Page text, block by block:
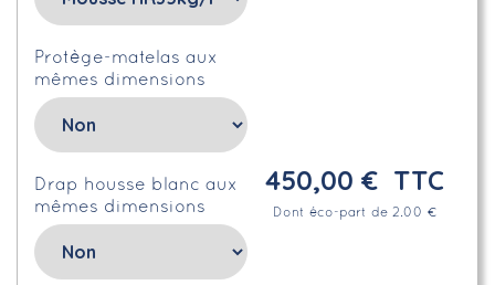
Protège-matelas aux
mêmes dimensions
Drap housse blanc aux
mêmes dimensions
450,00 € TTC
Dont éco-part de 2.00 €